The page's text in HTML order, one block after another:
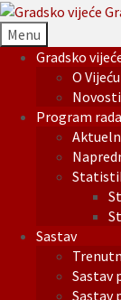
Menu
Gradsko
O Vijeću
Program rada
Sastav
Sastav
Sastav